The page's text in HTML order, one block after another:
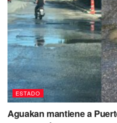
ESTADO
Aguakan mantiene a